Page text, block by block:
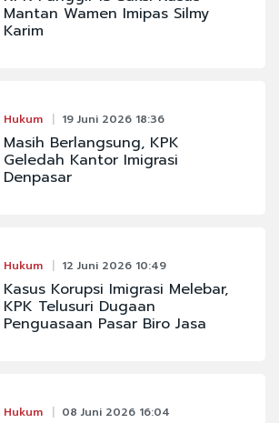
Mantan Wamen Imipas Silmy
Karim
Hukum 19 Juni 2026 18:36
Masih Berlangsung, KPK
Geledah Kantor Imigrasi
Denpasar
Hukum 12 Juni 2026 10:49
Kasus Korupsi Imigrasi Melebar,
KPK Telusuri Dugaan
Penguasaan Pasar Biro Jasa
Hukum 08 Juni 2026 16:04